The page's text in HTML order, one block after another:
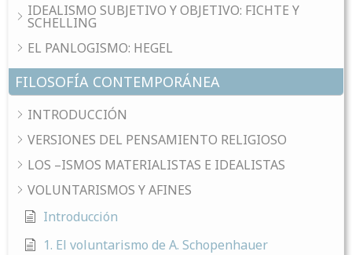
IDEALISMO SUBJETIVO Y OBJETIVO: FICHTE Y
SCHELLING
EL PANLOGISMO: HEGEL
FILOSOFÍA CONTEMPORÁNEA
INTRODUCCIÓN
VERSIONES DEL PENSAMIENTO RELIGIOSO
LOS –ISMOS MATERIALISTAS E IDEALISTAS
VOLUNTARISMOS Y AFINES
Introducción
1. El voluntarismo de A. Schopenhauer